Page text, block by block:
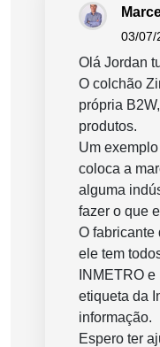
03/07/
Olá Jordan
O colchão
própria
produtos.
Um
coloca a
alguma
fazer o que
O fabricante
ele tem
INMETRO
etiqueta da
informação.
Espero ter